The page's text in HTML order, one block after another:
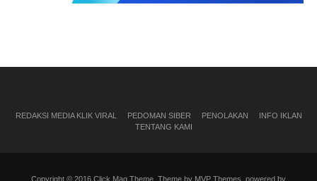
REDAKSI MEDIA KLIK VIRAL PEDOMAN SIBER PENOLAKAN
INFO IKLAN
TENTANG KAMI
Copyright © 2016 Click Mag Theme. Theme by MVP Themes, powered by